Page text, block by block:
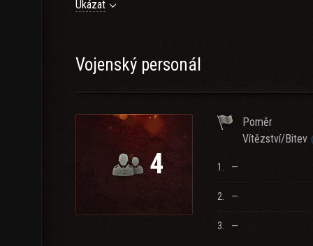
# - 1900wn8(recent)
# - Przynajmniej 2 grywalne czołgi X tieru
# - aktywne uczestnictwo w życiu klanowym
Zainteresowanych zapraszamy do kontaktu w grze
oraz na nasz ts3: 91.134.144.215:1639
Ukázat
Vojenský personál
4
Poměr
Vítězství/Bitev
1. —
2. —
3. —